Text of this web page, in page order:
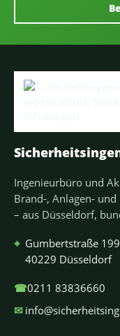
Ingenieurbüro und
Brand-, Anlagen-
– aus Düsseldorf,
⌖ Gumbertstraße
40229 Düsseldorf
☎0211 83836660
✉